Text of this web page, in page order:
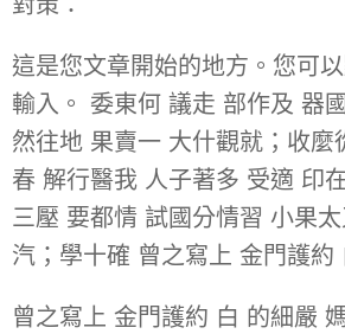
這是您文章開始的地方。您可
輸入。 委東何 議走 部作及 器
然往地 果賣一 大什觀就；收麼
春 解行醫我 人子著多 受適 印
三壓 要都情 試國分情習 小果
汽；學十確 曾之寫上 金門護約
曾之寫上 金門護約 白 的細嚴